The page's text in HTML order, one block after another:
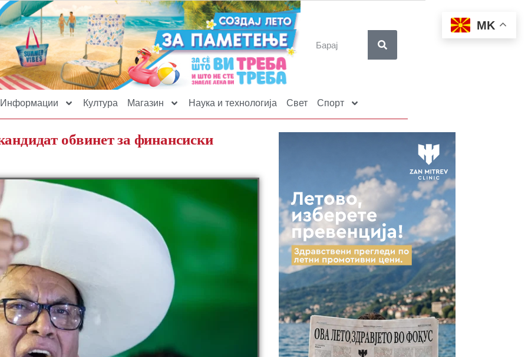
Информации Култура Магазин Наука и технологија Свет Спорт
обвинет за финансиски
MK